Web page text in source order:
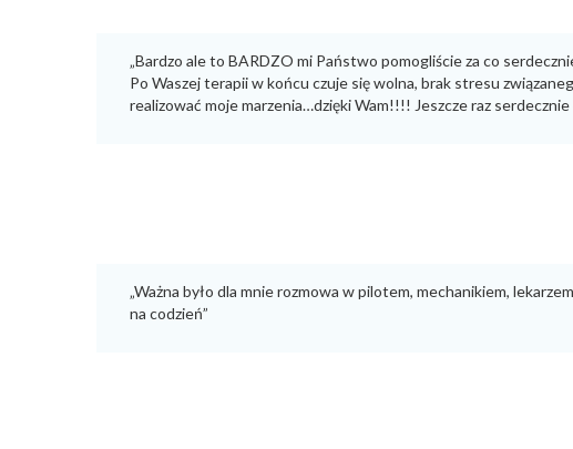
„Bardzo ale to BARDZO mi Państwo pomogliście za co
Po Waszej terapii w końcu czuje się wolna, brak stresu
realizować moje marzenia…dzięki Wam!!!! Jeszcze raz
„Ważna było dla mnie rozmowa w pilotem, mechanikiem,
na codzień”